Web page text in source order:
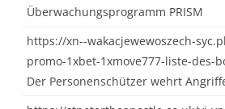
Überwachungsprogramm PRISM
https://xn--wakacjewewoszech-
promo-1xbet-1xmove777-liste-des-
Der Personenschützer wehrt